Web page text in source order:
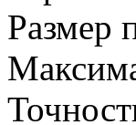
Размер